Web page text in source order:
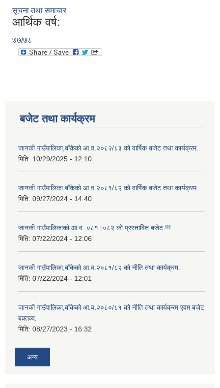
सूचना तथा समाचार
आर्थिक वर्ष:
७७/७८
बजेट तथा कार्यक्रम
जानकी गाउँपालिका,बाँकेको आ.व.२०८२/८३ को वार्षिक बजेट तथा कार्यक्रम.
मिति: 10/29/2025 - 12:10
जानकी गाउँपालिका,बाँकेको आ.व.२०८१/८२ को वार्षिक बजेट तथा कार्यक्रम.
मिति: 09/27/2024 - 14:40
जानकी गाउँपालिकाको आ.व. ०८१।०८२ को प्रस्तावित बजेट !!!
मिति: 07/22/2024 - 12:06
जानकी गाउँपालिका,बाँकेको आ.व.२०८१/८२ को नीति तथा कार्यक्रम.
मिति: 07/22/2024 - 12:01
जानकी गाउँपालिका,बाँकेको आ.व.२०८०/८१ को नीति तथा कार्यक्रम एवम बजेट
बक्तव्य.
मिति: 08/27/2023 - 16:32
अन्य